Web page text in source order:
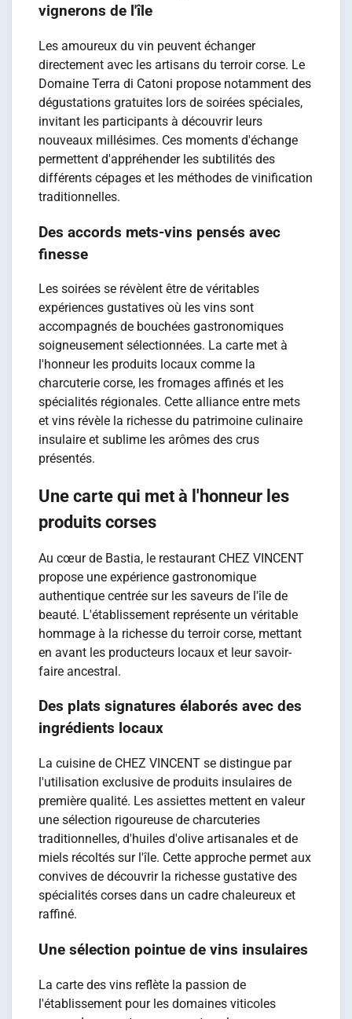
vignerons de l'île
Les amoureux du vin peuvent échanger
directement avec les artisans du terroir corse. Le
Domaine Terra di Catoni propose notamment des
dégustations gratuites lors de soirées spéciales,
invitant les participants à découvrir leurs
nouveaux millésimes. Ces moments d'échange
permettent d'appréhender les subtilités des
différents cépages et les méthodes de vinification
traditionnelles.
Des accords mets-vins pensés avec
finesse
Les soirées se révèlent être de véritables
expériences gustatives où les vins sont
accompagnés de bouchées gastronomiques
soigneusement sélectionnées. La carte met à
l'honneur les produits locaux comme la
charcuterie corse, les fromages affinés et les
spécialités régionales. Cette alliance entre mets
et vins révèle la richesse du patrimoine culinaire
insulaire et sublime les arômes des crus
présentés.
Une carte qui met à l'honneur les
produits corses
Au cœur de Bastia, le restaurant CHEZ VINCENT
propose une expérience gastronomique
authentique centrée sur les saveurs de l'île de
beauté. L'établissement représente un véritable
hommage à la richesse du terroir corse, mettant
en avant les producteurs locaux et leur savoir-
faire ancestral.
Des plats signatures élaborés avec des
ingrédients locaux
La cuisine de CHEZ VINCENT se distingue par
l'utilisation exclusive de produits insulaires de
première qualité. Les assiettes mettent en valeur
une sélection rigoureuse de charcuteries
traditionnelles, d'huiles d'olive artisanales et de
miels récoltés sur l'île. Cette approche permet aux
convives de découvrir la richesse gustative des
spécialités corses dans un cadre chaleureux et
raffiné.
Une sélection pointue de vins insulaires
La carte des vins reflète la passion de
l'établissement pour les domaines viticoles